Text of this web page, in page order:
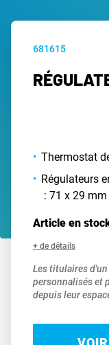
681615
Thermostat
Régulateurs
: 71 x 29 mm
Article en
+ de détails
Les titulaires
personnalisés et
depuis leur